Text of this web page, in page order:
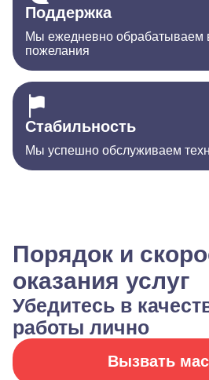
Поддержка
Мы ежедневно обрабатываем
пожелания
Стабильность
Мы успешно обслуживаем
Порядок и
оказания услуг
Убедитесь в
работы лично
Вызвать